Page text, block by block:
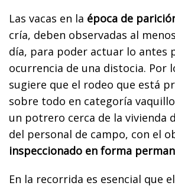
Las vacas en la época de
cría, deben observadas al
día, para poder actuar lo antes
ocurrencia de una distocia. Por
sugiere que el rodeo que está
sobre todo en categoría
un potrero cerca de la vivienda
del personal de campo, con el
inspeccionado en forma
En la recorrida es esencial que